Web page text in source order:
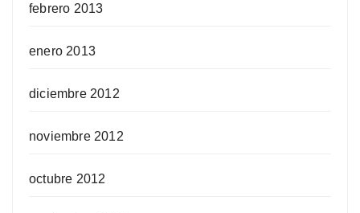
febrero 2013
enero 2013
diciembre 2012
noviembre 2012
octubre 2012